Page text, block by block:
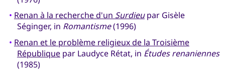
• Renan à la recherche d'un Surdieupar Gisèle
Séginger, in Romantisme(1996)
• Renan et le problème religieux de la Troisième
Républiquepar Laudyce Rétat, in Études renaniennes
(1985)